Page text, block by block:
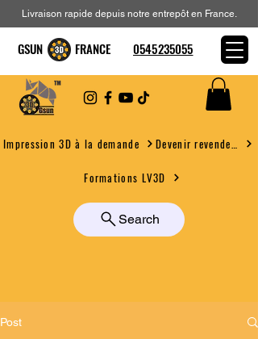
Impression 3D à la demande
Formations LV3D
Search
Livraison rapide depuis notre entrepôt en France.
GSUN FRANCE 0545235055
Post